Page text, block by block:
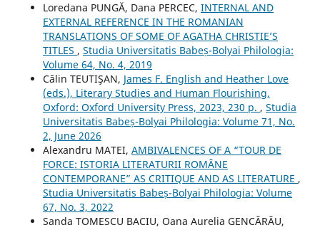
Loredana PUNGĂ, Dana PERCEC, INTERNAL AND
EXTERNAL REFERENCE IN THE ROMANIAN
TRANSLATIONS OF SOME OF AGATHA CHRISTIE’S
TITLES , Studia Universitatis Babeș-Bolyai Philologia:
Volume 64, No. 4, 2019
Călin TEUTIŞAN, James F. English and Heather Love
(eds.), Literary Studies and Human Flourishing,
Oxford: Oxford University Press, 2023, 230 p. , Studia
Universitatis Babeș-Bolyai Philologia: Volume 71, No.
2, June 2026
Alexandru MATEI, AMBIVALENCES OF A “TOUR DE
FORCE: ISTORIA LITERATURII ROMÂNE
CONTEMPORANE” AS CRITIQUE AND AS LITERATURE ,
Studia Universitatis Babeș-Bolyai Philologia: Volume
67, No. 3, 2022
Sanda TOMESCU BACIU, Oana Aurelia GENCĂRĂU,